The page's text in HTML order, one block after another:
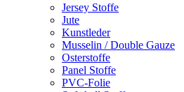
Jersey Stoffe
Jute
Kunstleder
Musselin / Double Gauze
Osterstoffe
Panel Stoffe
PVC-Folie